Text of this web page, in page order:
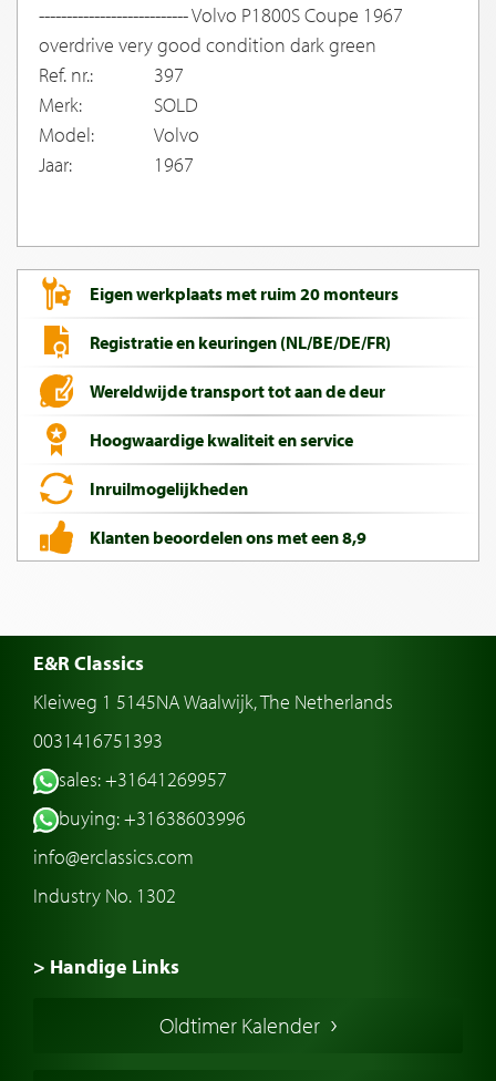
--------------------------- Volvo P1800S Coupe 1967
overdrive very good condition dark green
Ref. nr.:
397
Merk:
SOLD
Model:
Volvo
Jaar:
1967
Eigen werkplaats met ruim 20 monteurs
Registratie en keuringen (NL/BE/DE/FR)
Wereldwijde transport tot aan de deur
Hoogwaardige kwaliteit en service
Inruilmogelijkheden
Klanten beoordelen ons met een 8,9
E&R Classics
Kleiweg 1 5145NA Waalwijk, The Netherlands
0031416751393
sales: +31641269957
buying: +31638603996
info@erclassics.com
Industry No. 1302
> Handige Links
Oldtimer Kalender